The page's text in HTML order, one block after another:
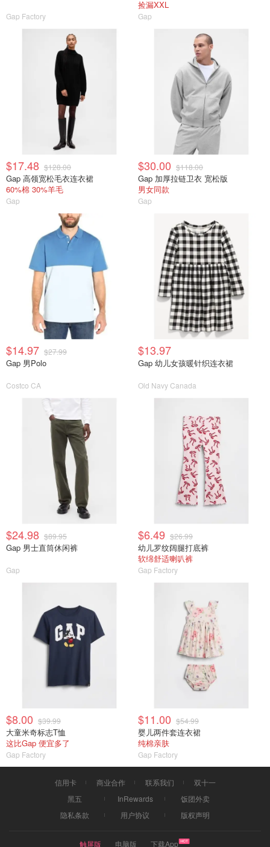
Gap Factory
捡漏XXL
Gap
$17.48 $128.00
Gap 高领宽松毛衣连衣裙
60%棉 30%羊毛
Gap
$30.00 $118.00
Gap 加厚拉链卫衣 宽松版
男女同款
Gap
$14.97 $27.99
Gap 男Polo
Costco CA
$13.97
Gap 幼儿女孩暖针织连衣裙
Old Navy Canada
$24.98 $89.95
Gap 男士直筒休闲裤
Gap
$6.49 $26.99
幼儿罗纹阔腿打底裤
软绵舒适喇叭裤
Gap Factory
$8.00 $39.99
大童米奇标志T恤
这比Gap 便宜多了
Gap Factory
$11.00 $54.99
婴儿两件套连衣裙
纯棉亲肤
Gap Factory
信用卡 商业合作 联系我们
双十一
黑五
InRewards
饭团外卖
隐私条款
用户协议 版权声明
触屏版 电脑版 下载App